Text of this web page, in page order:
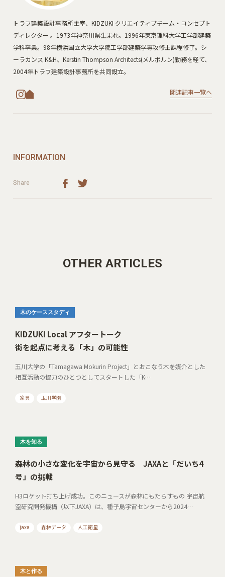
トラフ建築設計事務所主宰、KIDZUKI クリエイティブチーム・コンセプト
ディレクター 。1973年神奈川県生まれ。1996年東京理科大学工学部建築
学科卒業。98年横浜国立大学大学院工学部建築学専攻修士課程修了。シ
ーラカンス K&H、Kerstin Thompson Architects(メルボルン)勤務を経て、
2004年トラフ建築設計事務所を共同設立。
関連記事一覧へ
INFORMATION
Share
OTHER ARTICLES
木のケーススタディ
KIDZUKI Local アフタートーク
街を起点に考える「木」の可能性
玉川大学の「Tamagawa Mokurin Project」とおこなう木を媒介とした
相互活動の協力のひとつとしてスタートした「K…
家具 玉川学園
木を知る
森林の小さな変化を宇宙から見守る JAXAと「だいち4
号」の挑戦
H3ロケット打ち上げ成功。このニュースが森林にもたらすもの 宇宙航
空研究開発機構（以下JAXA）は、種子島宇宙センターから2024…
jaxa 森林データ 人工衛星
木と作る